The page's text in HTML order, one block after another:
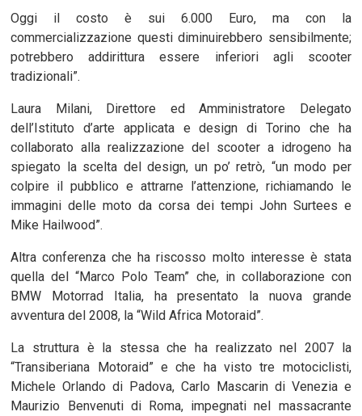
Oggi il costo è sui 6.000 Euro, ma con la
commercializzazione questi diminuirebbero sensibilmente;
potrebbero addirittura essere inferiori agli scooter
tradizionali”.
Laura Milani, Direttore ed Amministratore Delegato
dell’Istituto d’arte applicata e design di Torino che ha
collaborato alla realizzazione del scooter a idrogeno ha
spiegato la scelta del design, un po’ retrò, “un modo per
colpire il pubblico e attrarne l’attenzione, richiamando le
immagini delle moto da corsa dei tempi John Surtees e
Mike Hailwood”.
Altra conferenza che ha riscosso molto interesse è stata
quella del “Marco Polo Team” che, in collaborazione con
BMW Motorrad Italia, ha presentato la nuova grande
avventura del 2008, la “Wild Africa Motoraid”.
La struttura è la stessa che ha realizzato nel 2007 la
“Transiberiana Motoraid” e che ha visto tre motociclisti,
Michele Orlando di Padova, Carlo Mascarin di Venezia e
Maurizio Benvenuti di Roma, impegnati nel massacrante